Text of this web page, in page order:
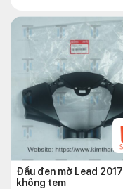
Đầu đen mờ Lead 2017
không tem